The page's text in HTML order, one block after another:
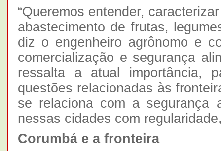
“Queremos entender,
abastecimento de frutas,
diz o engenheiro agrônomo e
comercialização e segurança
ressalta a atual importância,
questões relacionadas às
se relaciona com a segurança
nessas cidades com
Corumbá e a fronteira